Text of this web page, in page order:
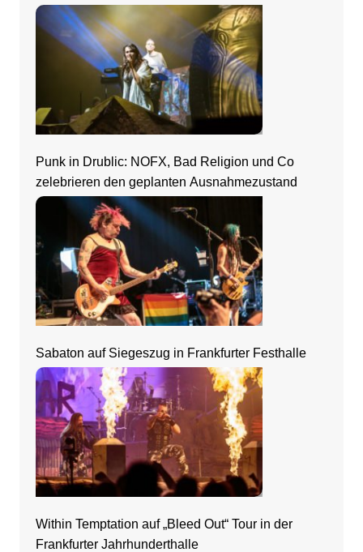
Punk in Drublic: NOFX, Bad Religion und Co
zelebrieren den geplanten Ausnahmezustand
Sabaton auf Siegeszug in Frankfurter Festhalle
Within Temptation auf „Bleed Out“ Tour in der
Frankfurter Jahrhunderthalle